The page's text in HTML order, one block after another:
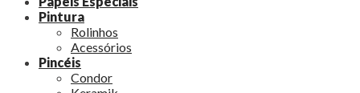
Pintura
Rolinhos
Acessórios
Pincéis
Condor